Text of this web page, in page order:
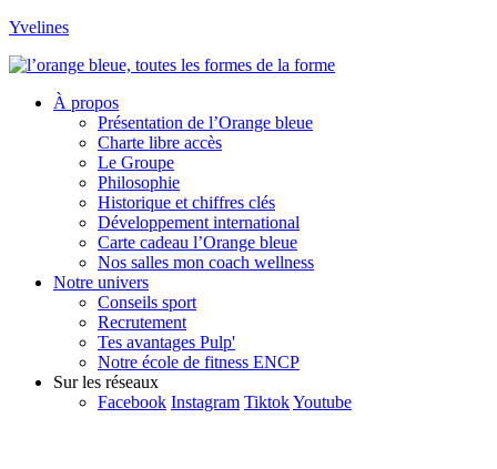
Yvelines
À propos
Présentation de l’Orange bleue
Charte libre accès
Le Groupe
Philosophie
Historique et chiffres clés
Développement international
Carte cadeau l’Orange bleue
Nos salles mon coach wellness
Notre univers
Conseils sport
Recrutement
Tes avantages Pulp'
Notre école de fitness ENCP
Sur les réseaux
Facebook Instagram TiktokYoutube